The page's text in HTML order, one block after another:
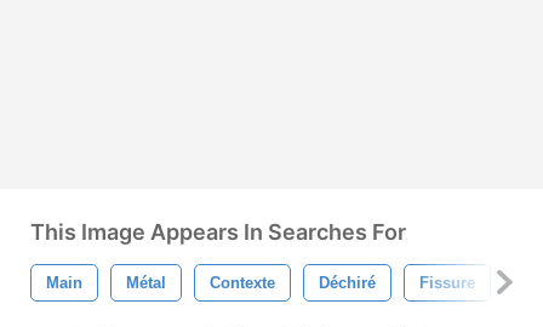
This Image Appears In Searches For
Main Métal Contexte Déchiré Fissure